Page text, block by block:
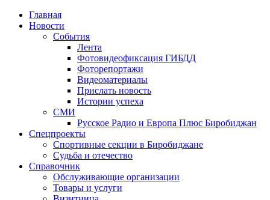
Главная
Новости
События
Лента
Фотовидеофиксация ГИБДД
Фоторепортажи
Видеоматериалы
Прислать новость
Истории успеха
СМИ
Русское Радио и Европа Плюс Биробиджан
Спецпроекты
Спортивные секции в Биробиджане
Судьба и отечество
Справочник
Обслуживающие организации
Товары и услуги